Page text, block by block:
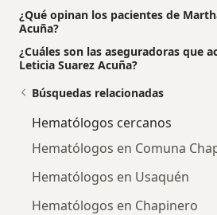
¿Qué opinan los pacientes de
Acuña?
¿Cuáles son las aseguradoras que
Leticia Suarez Acuña?
Búsquedas relacionadas
Hematólogos cercanos
Hematólogos en Comuna
Hematólogos en Usaquén
Hematólogos en Chapinero